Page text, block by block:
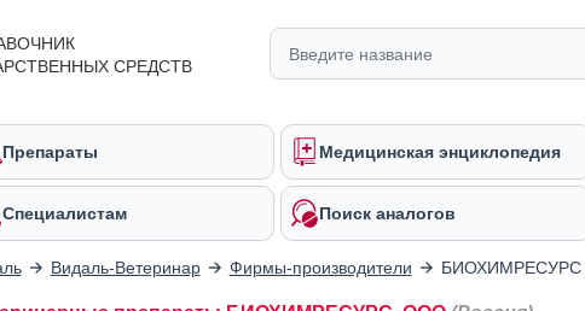
СРЕДСТВ
Препараты Медицинская энциклопедия
Специалистам Поиск аналогов
Видаль-Ветеринар Фирмы-производители БИОХИМРЕСУРС